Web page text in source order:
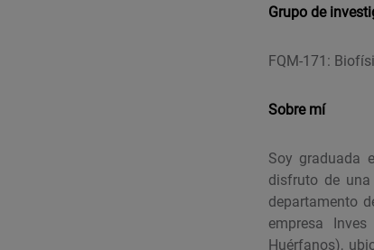
Grupo de
FQM-171:
Sobre mí
Soy graduada
disfruto de
departamento
empresa
Huérfanos),